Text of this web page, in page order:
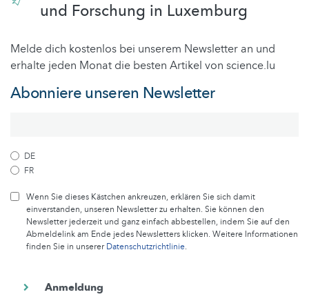
und Forschung in Luxemburg
Melde dich kostenlos bei unserem Newsletter an und
erhalte jeden Monat die besten Artikel von science.lu
Abonniere unseren Newsletter
DE
FR
Wenn Sie dieses Kästchen ankreuzen, erklären Sie sich damit
einverstanden, unseren Newsletter zu erhalten. Sie können den
Newsletter jederzeit und ganz einfach abbestellen, indem Sie auf den
Abmeldelink am Ende jedes Newsletters klicken. Weitere Informationen
finden Sie in unsererDatenschutzrichtlinie.